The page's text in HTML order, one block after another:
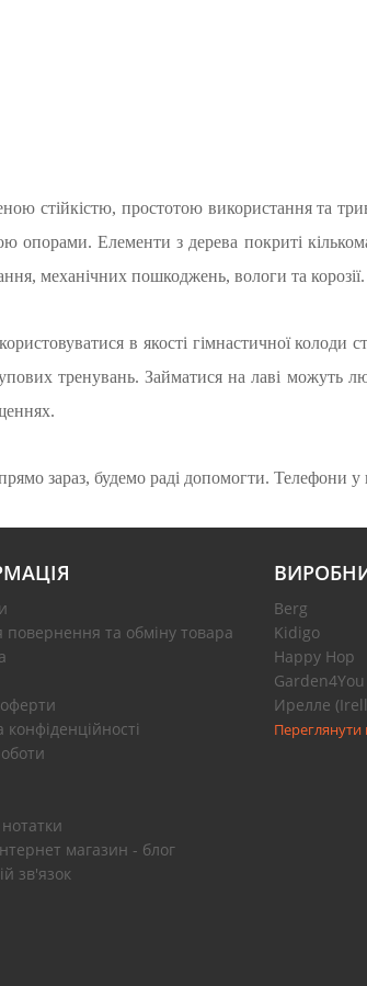
стійкістю, простотою використання та
опорами. Елементи з дерева покриті
механічних пошкоджень, вологи та корозії.
в якості гімнастичної
тренувань. Займатися на лаві можуть
зараз, будемо раді допомогти. Телефони у
повернення та обміну товара
конфіденційності
магазин - блог
зв'язок
Berg
Kidigo
Happy Hop
Garden4You
Ирелле
Переглянути